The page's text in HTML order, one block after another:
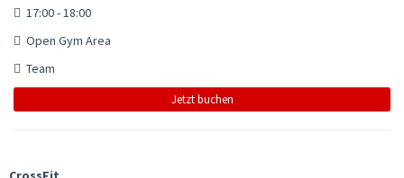
17:00 - 18:00
Open Gym Area
Team
Jetzt buchen